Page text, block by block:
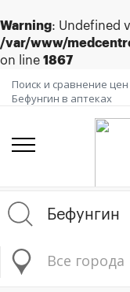
Warning: Undefined
/var/www/
on line 1867
Поиск и сравнение
Бефунгин в аптеках
Все города